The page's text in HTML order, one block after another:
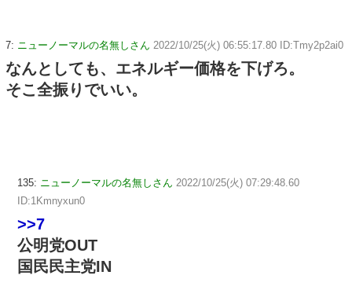
7: ニューノーマルの名無しさん 2022/10/25(火) 06:55:17.80 ID:Tmy2p2ai0
なんとしても、エネルギー価格を下げろ。
そこ全振りでいい。
135: ニューノーマルの名無しさん 2022/10/25(火) 07:29:48.60
ID:1Kmnyxun0
>>7
公明党OUT
国民民主党IN